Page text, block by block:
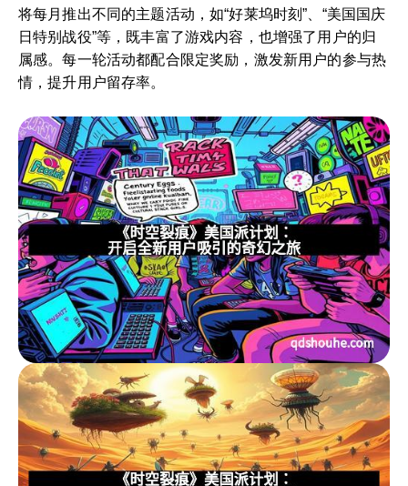
将每月推出不同的主题活动，如“好莱坞时刻”、“美国国庆
日特别战役”等，既丰富了游戏内容，也增强了用户的归
属感。每一轮活动都配合限定奖励，激发新用户的参与热
情，提升用户留存率。